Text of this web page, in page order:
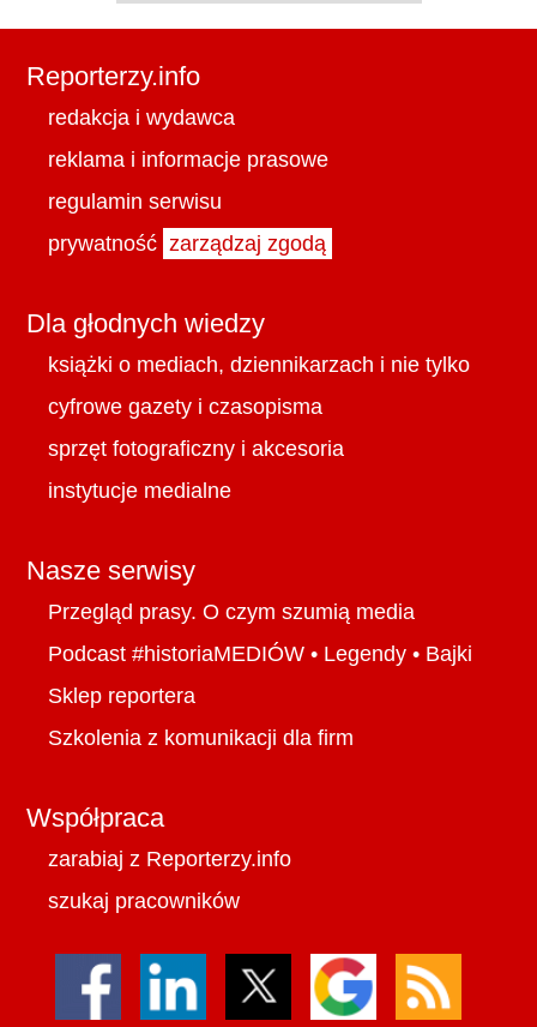
Reporterzy.info
redakcja i wydawca
reklama i informacje prasowe
regulamin serwisu
prywatność zarządzaj zgodą
Dla głodnych wiedzy
książki o mediach, dziennikarzach i nie tylko
cyfrowe gazety i czasopisma
sprzęt fotograficzny i akcesoria
instytucje medialne
Nasze serwisy
Przegląd prasy. O czym szumią media
Podcast #historiaMEDIÓW • Legendy • Bajki
Sklep reportera
Szkolenia z komunikacji dla firm
Współpraca
zarabiaj z Reporterzy.info
szukaj pracowników